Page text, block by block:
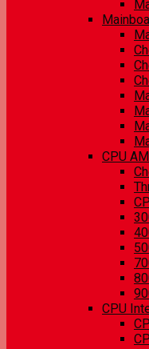
CPU
CPU